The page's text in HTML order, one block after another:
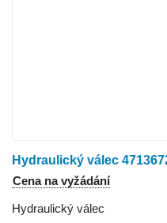
Cena na vyžádání
Hydraulický válec